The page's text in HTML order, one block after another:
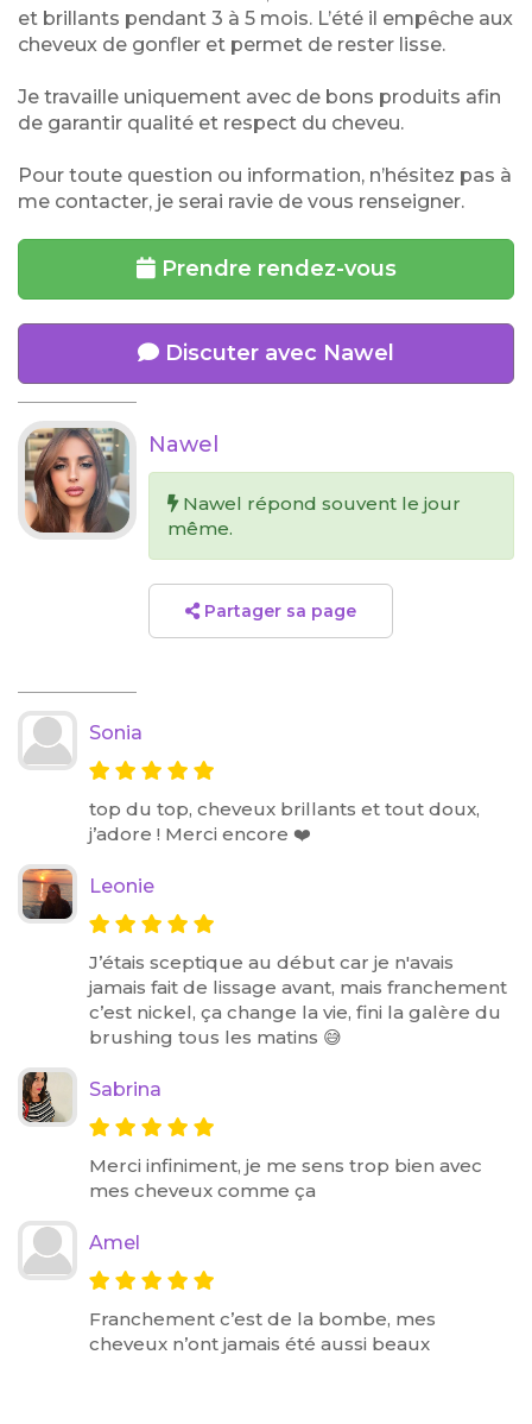
et brillants pendant 3 à 5 mois. L’été il empêche aux
cheveux de gonfler et permet de rester lisse.
Je travaille uniquement avec de bons produits afin
de garantir qualité et respect du cheveu.
Pour toute question ou information, n’hésitez pas à
me contacter, je serai ravie de vous renseigner.
Prendre rendez-vous
Discuter avec Nawel
Nawel
Nawel répond souvent le jour
même.
Partager sa page
Sonia
top du top, cheveux brillants et tout doux,
j’adore ! Merci encore ❤️
Leonie
J’étais sceptique au début car je n'avais
jamais fait de lissage avant, mais franchement
c’est nickel, ça change la vie, fini la galère du
brushing tous les matins 😅
Sabrina
Merci infiniment, je me sens trop bien avec
mes cheveux comme ça
Amel
Franchement c’est de la bombe, mes
cheveux n’ont jamais été aussi beaux